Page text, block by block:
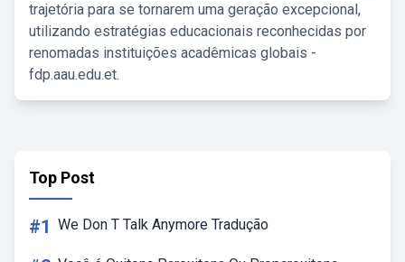
trajetória para se tornarem uma geração excepcional,
utilizando estratégias educacionais reconhecidas por
renomadas instituições acadêmicas globais -
fdp.aau.edu.et.
Top Post
#1 We Don T Talk Anymore Tradução